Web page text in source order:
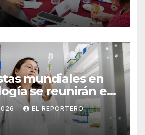
mundiales en
se reunirán en
EL REPORTERO